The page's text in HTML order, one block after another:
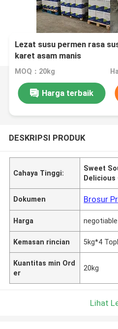
Lezat susu permen rasa
karet asam manis
MOQ：20kg
Harga terbaik
DESKRIPSI PRODUK
Cahaya Tinggi:
Sweet
Delicious
Dokumen Brosur
Harga negotiable
Kemasan rincian 5kg*4
Kuantitas min Ord
er
20kg
Lihat